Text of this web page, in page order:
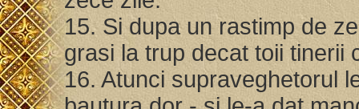
15. Si dupa un rastimp de
grasi la trup decat toii
16. Atunci supraveghetorul